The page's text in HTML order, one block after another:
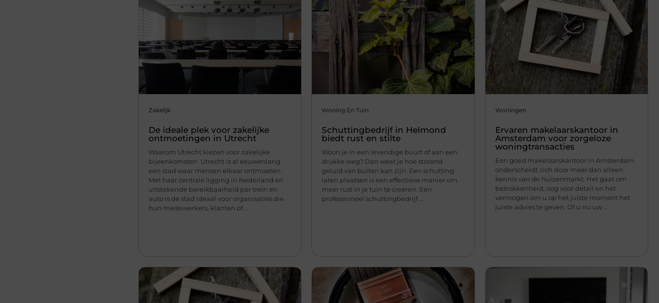
Zakelijk
De ideale plek voor zakelijke
ontmoetingen in Utrecht
Waarom Utrecht kiezen voor zakelijke
bijeenkomsten Utrecht is al eeuwenlang
een stad waar mensen elkaar ontmoeten.
Met haar centrale ligging in Nederland en
uitstekende bereikbaarheid per trein en
auto is de stad ideaal voor organisaties die
hun medewerkers, klanten of ...
Woning En Tuin
Schuttingbedrijf in Helmond
biedt rust en stilte
Woon je in een levendige buurt of aan een
drukke weg? Dan weet je hoe storend
geluid van buiten kan zijn. Een schutting
laten plaatsen is een effectieve manier om
meer rust in je tuin te creëren. Een
professioneel schuttingbedrijf ...
Woningen
Ervaren makelaarskantoor in
Amsterdam voor zorgeloze
woningtransacties
Een goed makelaarskantoor in Amsterdam
onderscheidt zich door meer dan alleen
kennis van de huizenmarkt. Het gaat om
betrokkenheid, oog voor detail en het
vermogen om u op het juiste moment het
juiste advies te geven. Of u nu uw ...